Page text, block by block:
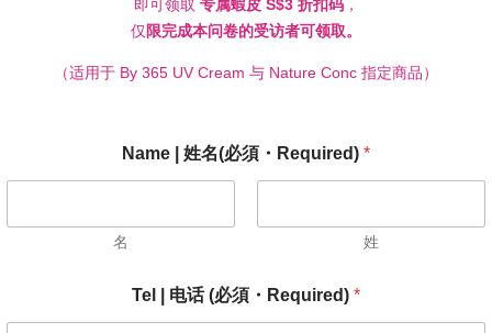
即可领取 专属蝦皮 S$3 折扣码，
仅 限完成本问卷的受访者可领取。
（适用于 By 365 UV Cream 与 Nature Conc 指定商品）
Name | 姓名(必須・Required) *
名 姓
Tel | 电话 (必須・Required) *